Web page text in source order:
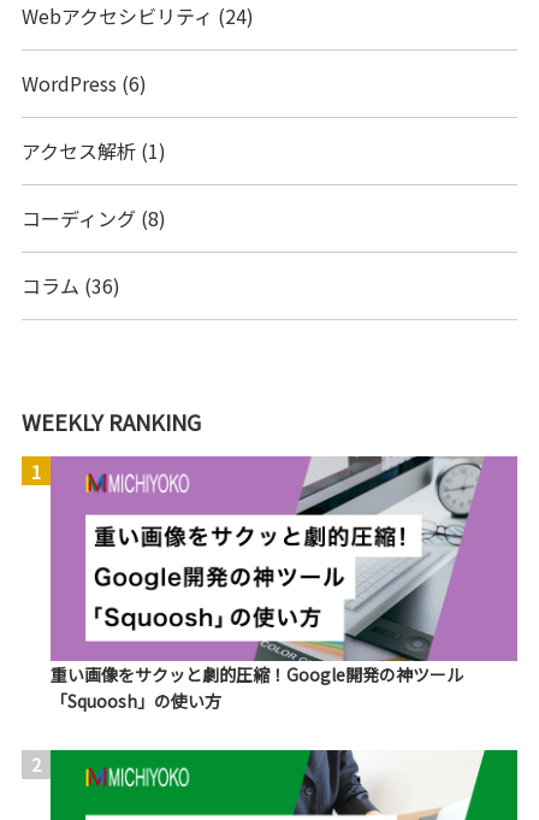
Webアクセシビリティ (24)
WordPress (6)
アクセス解析(1)
コーディング(8)
コラム (36)
WEEKLY RANKING
1
重い画像をサクッと劇的圧縮！Google開発の神ツール
「Squoosh」の使い方
2